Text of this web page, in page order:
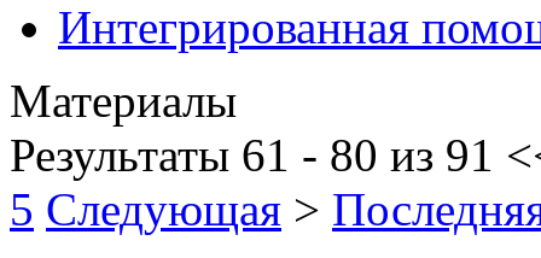
Интегрированная
Материалы
Результаты 61 - 80 из 91
5 Следующая >